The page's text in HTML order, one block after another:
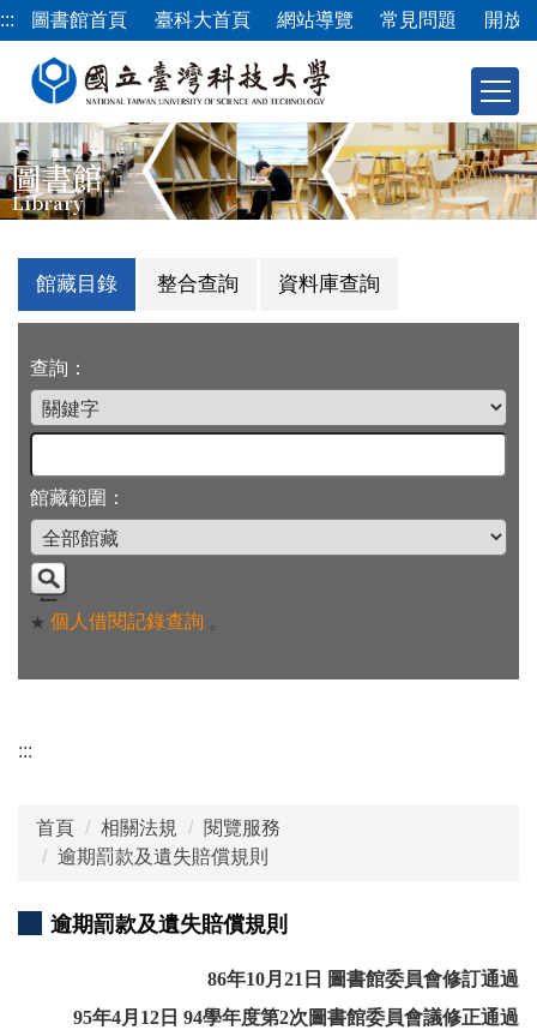
跳
到
內
容
區
::: 圖書館首頁 臺科大首頁 網站導覽 常見問題 開放
圖書館
Library
館藏目錄 整合查詢 資料庫查詢
查詢：
館藏範圍：
★ 個人借閱記錄查詢 。
:::
首頁 相關法規
閱覽服務
逾期罰款及遺失賠償規則
逾期罰款及遺失賠償規則
86年10月21日 圖書館委員會修訂通過
95年4月12日 94學年度第2次圖書館委員會議修正通過